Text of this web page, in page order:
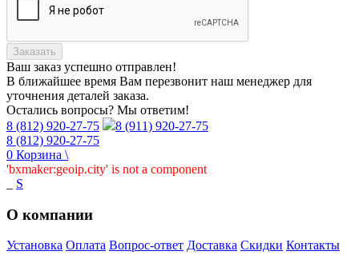
Заказать
Ваш заказ успешно отправлен!
В ближайшее время Вам перезвонит наш менеджер для
уточнения деталей заказа.
Остались вопросы? Мы ответим!
8 (812) 920-27-75
8 (911) 920-27-75
8 (812) 920-27-75
0 Корзина \
'bxmaker:geoip.city' is not a component
S
О компании
Установка Оплата Вопрос-ответ Доставка Скидки Контакты